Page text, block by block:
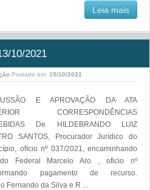
Leia mais
10/2021
Postado em: 15/10/2021
E APROVAÇÃO DA ATA
CORRESPONDÊNCIAS
De HILDEBRANDO LUIZ
SANTOS, Procurador Jurídico do
ofício nº 037/2021, encaminhando
Federal Marcelo Aro , oficio nº
pagamento de recurso.
Fernando da Silva e R ...